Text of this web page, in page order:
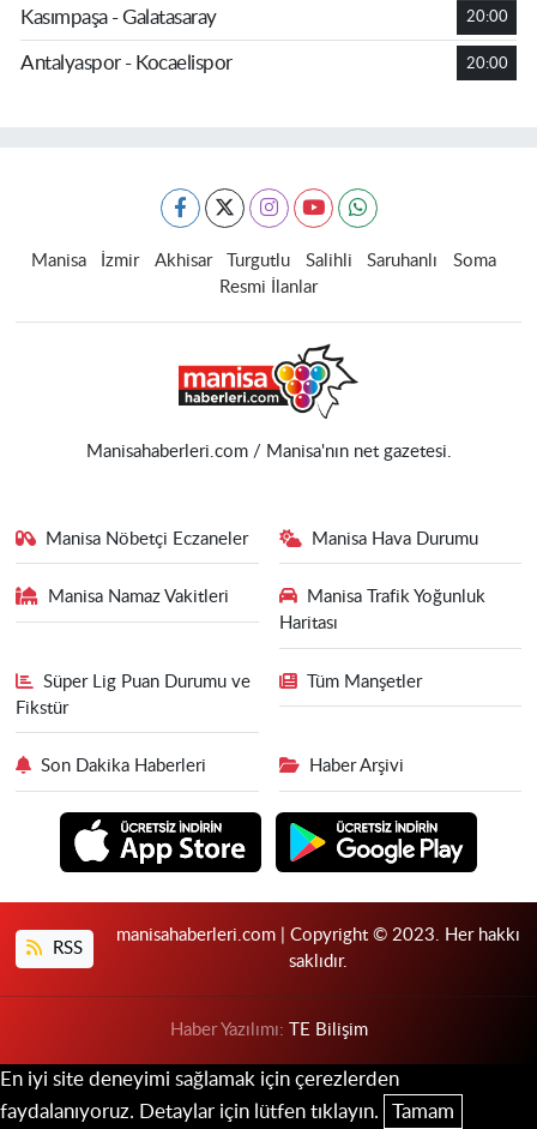
Kasımpaşa - Galatasaray 20:00
Antalyaspor - Kocaelispor 20:00
Manisa İzmir Akhisar Turgutlu Salihli Saruhanlı
Soma
Resmi İlanlar
Manisahaberleri.com / Manisa'nın net gazetesi.
Manisa Nöbetçi Eczaneler Manisa Hava Durumu
Manisa Namaz Vakitleri
Manisa Trafik Yoğunluk
Haritası
Süper Lig Puan Durumu ve
Fikstür
Tüm Manşetler
Son Dakika Haberleri Haber Arşivi
RSS
manisahaberleri.com | Copyright © 2023. Her hakkı
saklıdır.
Haber Yazılımı: TE Bilişim
En iyi site deneyimi sağlamak için çerezlerden
faydalanıyoruz. Detaylar için lütfen tıklayın.
Tamam